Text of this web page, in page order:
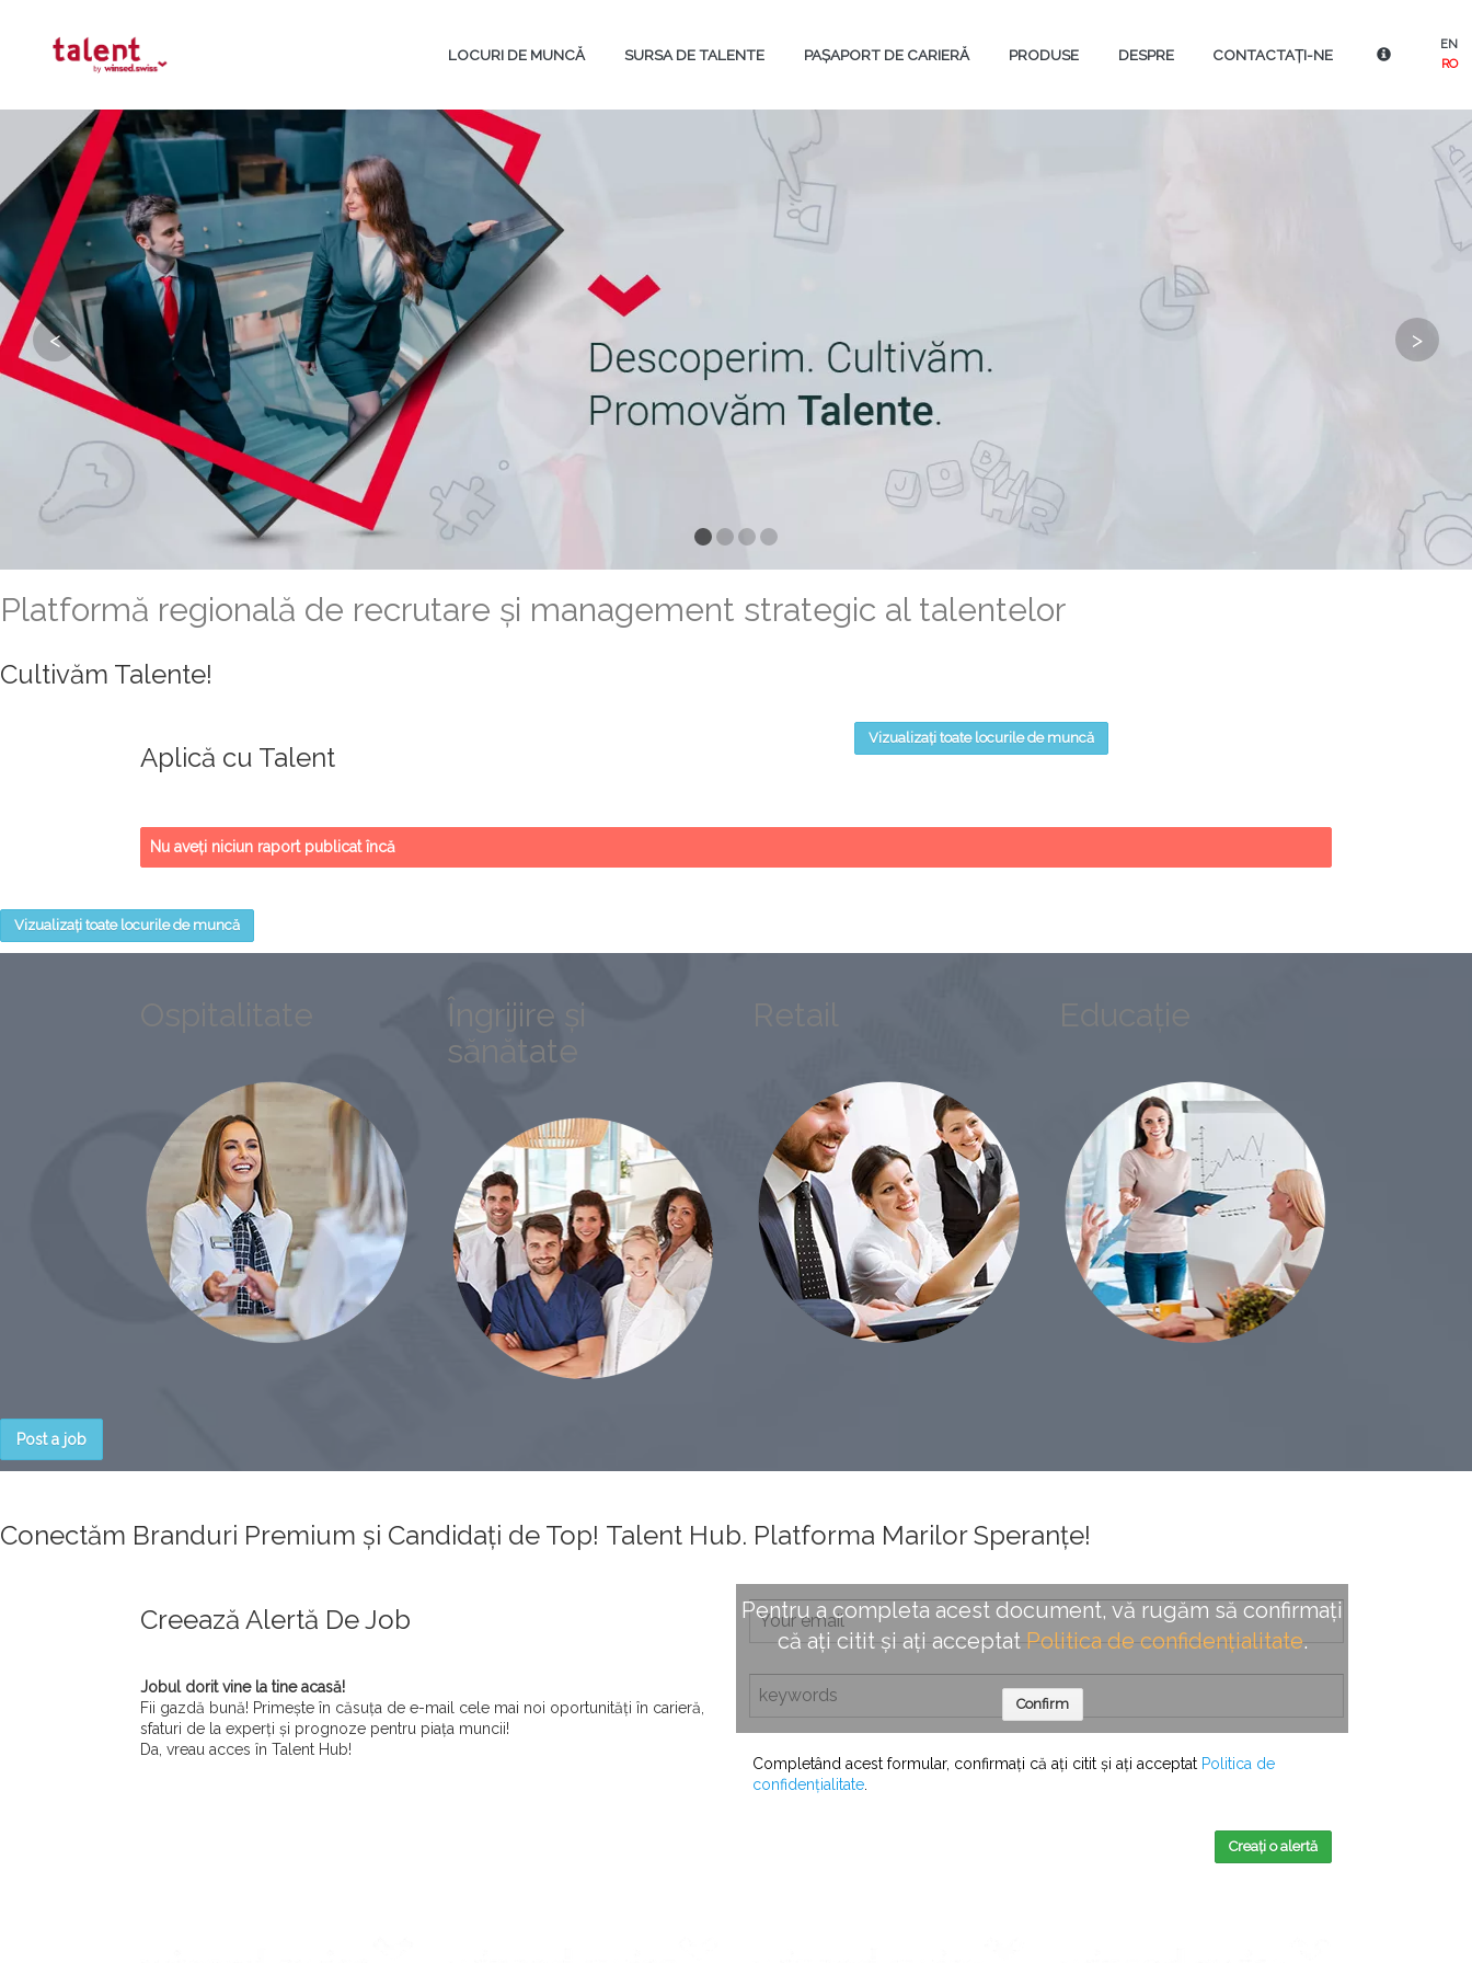
LOCURI DE MUNCĂ SURSA DE TALENTE PAȘAPORT DE CARIERĂ PRODUSE DESPRE CONTACTAȚI-NE
EN
RO
< >
Platformă regională de recrutare și management strategic al talentelor
Cultivăm Talente!
Aplică cu Talent
Vizualizați toate locurile de muncă
Nu aveți niciun raport publicat încă
Vizualizați toate locurile de muncă
Îngrijire și
sănătate
Educație
Post a job
Conectăm Branduri Premium și Candidați de Top! Talent Hub. Platforma Marilor Speranțe!
Creează Alertă De Job
Jobul dorit vine la tine acasă!
Fii gazdă bună! Primește în căsuța de e-mail cele mai noi oportunități în carieră,
sfaturi de la experți și prognoze pentru piața muncii!
Da, vreau acces în Talent Hub!
Pentru a completa acest document, vă rugăm să confirmați
că ați citit și ați acceptat Politica de confidențialitate.
Confirm
Completând acest formular, confirmați că ați citit și ați acceptat Politica de
confidențialitate
Creați o alertă